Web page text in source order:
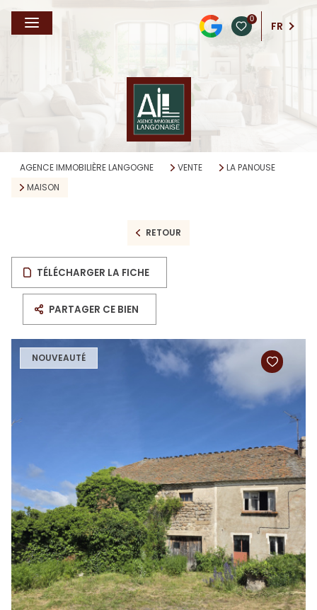
0
FR
AGENCE IMMOBILIÈRE LANGOGNE VENTE
LA PANOUSE
MAISON
RETOUR
TÉLÉCHARGER LA FICHE
PARTAGER CE BIEN
NOUVEAUTÉ